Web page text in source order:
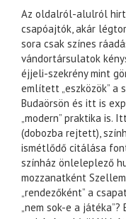
Az oldalról-alulról
csapóajtók, akár
sora csak színes
vándortársulatok
éjjeli-szekrény mint
említett „eszközök” a
Budaörsön és itt is
„modern” praktika is.
(dobozba rejtett),
ismétlődő citálása
színház önleleplező
mozzanatként
„rendezőként” a
„nem sok-e a